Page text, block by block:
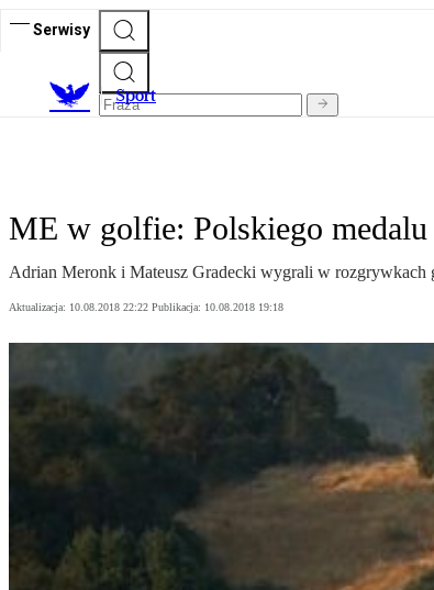
Serwisy
Sport
ME w golfie: Polskiego medalu
Adrian Meronk i Mateusz Gradecki wygrali w rozgrywkach
Aktualizacja: 10.08.2018 22:22 Publikacja: 10.08.2018 19:18